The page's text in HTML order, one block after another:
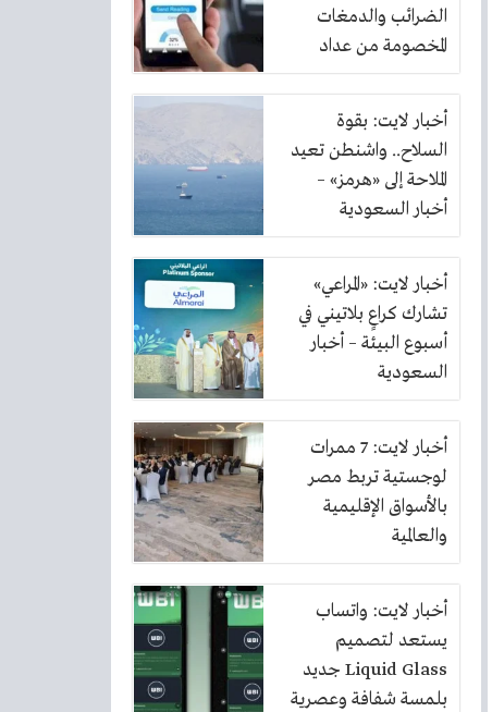
الضرائب والدمغات
المخصومة من عداد
الكهرباء
أخبار لايت: بقوة
السلاح.. واشنطن تعيد
الملاحة إلى «هرمز» –
أخبار السعودية
أخبار لايت: «المراعي»
تشارك كراعٍ بلاتيني في
أسبوع البيئة – أخبار
السعودية
أخبار لايت: 7 ممرات
لوجستية تربط مصر
بالأسواق الإقليمية
والعالمية
أخبار لايت: واتساب
يستعد لتصميم
Liquid Glass جديد
بلمسة شفافة وعصرية